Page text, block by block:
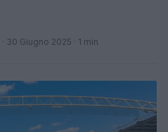
· 30 Giugno 2025 · 1 min